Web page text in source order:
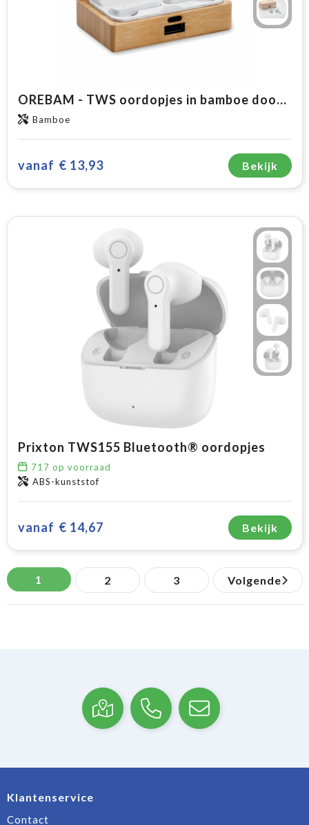
OREBAM - TWS oordopjes in bamboe doosje
Bamboe
vanaf € 13,93 Bekijk
Prixton TWS155 Bluetooth® oordopjes
717 op voorraad
ABS-kunststof
vanaf € 14,67 Bekijk
1 2 3 Volgende
Klantenservice
Contact